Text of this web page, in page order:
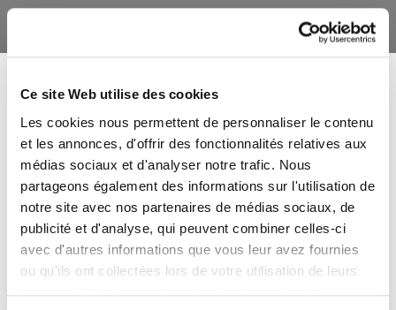
Ce site Web utilise des cookies
Les cookies nous permettent de personnaliser le contenu
et les annonces, d'offrir des fonctionnalités relatives aux
médias sociaux et d'analyser notre trafic. Nous
partageons également des informations sur l'utilisation de
notre site avec nos partenaires de médias sociaux, de
publicité et d'analyse, qui peuvent combiner celles-ci
avec d'autres informations que vous leur avez fournies
ou qu'ils ont collectées lors de votre utilisation de leurs